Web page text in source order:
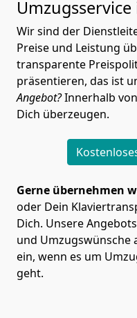
Wir sind der
Preise und Leistung
transparente
präsentieren, das ist
Angebot?Innerhalb von
Dich überzeugen.
Gerne übernehmen
oder Dein
Dich. Unsere
und Umzugswünsche
ein, wenn es um
geht.